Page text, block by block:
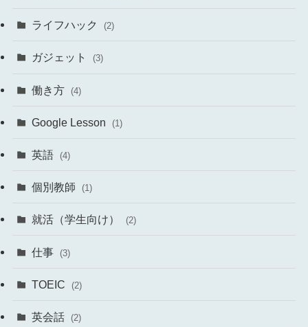
ライフハック (2)
ガジェット (3)
働き方 (4)
Google Lesson (1)
英語 (4)
個別教師 (1)
就活（学生向け） (2)
仕事 (3)
TOEIC (2)
英会話 (2)